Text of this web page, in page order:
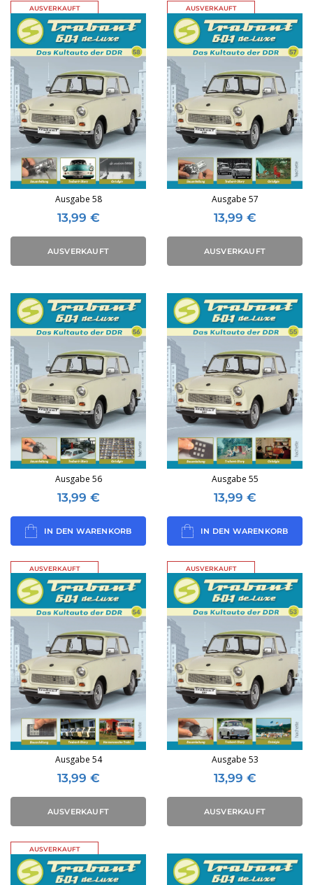
AUSVERKAUFT
Ausgabe 58
13,99 €
AUSVERKAUFT
AUSVERKAUFT
Ausgabe 57
13,99 €
AUSVERKAUFT
Ausgabe 56
13,99 €
IN DEN WARENKORB
Ausgabe 55
13,99 €
IN DEN WARENKORB
AUSVERKAUFT
Ausgabe 54
13,99 €
AUSVERKAUFT
AUSVERKAUFT
Ausgabe 53
13,99 €
AUSVERKAUFT
AUSVERKAUFT